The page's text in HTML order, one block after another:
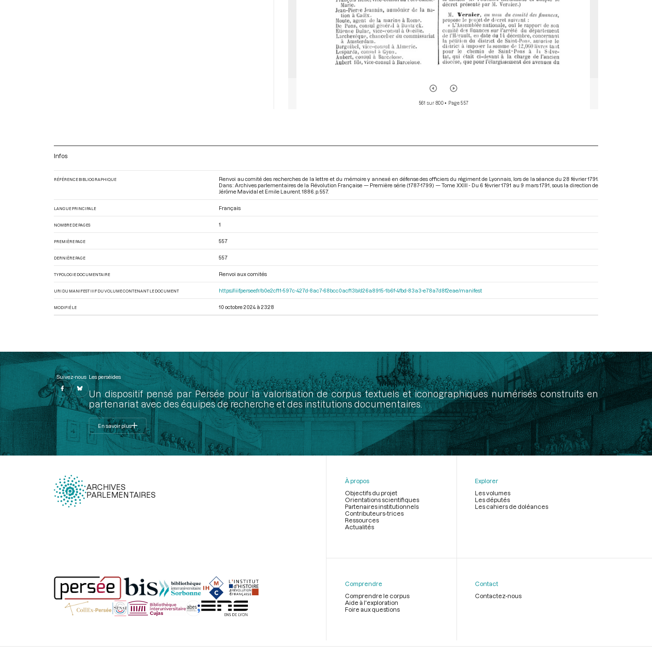
561 sur 800• Page 557
Infos
RÉFÉRENCE BIBLIOGRAPHIQUE
Renvoi au comité des recherches de la lettre et du mémoire y annexé en défense des officiers du régiment de Lyonnais, lors de la séance du 28 février 1791.
Dans : Archives parlementaires de la Révolution Française — Première série (1787-1799) — Tome XXIII - Du 6 février 1791 au 9 mars 1791 , sous la direction de
Jérôme Mavidal et Emile Laurent. 1886. p. 557.
LANGUE PRINCIPALE Français
NOMBRE DE PAGES 1
PREMIÈRE PAGE 557
DERNIÈRE PAGE 557
TYPOLOGIE DOCUMENTAIRE Renvoi aux comités
URI DU MANIFEST IIIF DU VOLUME CONTENANT LE DOCUMENT https://iiif.persee.fr/b0e2cf11-597c-427d-8ac7-68bcc0acf13b/d26a8915-1b6f-4fbd-83a3-e78a7d8f2eae/manifest
MODIFIÉ LE 10 octobre 2024 à 23:28
Suivez-nous Les perséides
Un dispositif pensé par Persée pour la valorisation de corpus textuels et iconographiques numérisés construits en
partenariat avec des équipes de recherche et des institutions documentaires.
En savoir plus
ARCHIVES
PARLEMENTAIRES
page
À propos
Objectifs du projet
Orientations scientifiques
Partenaires institutionnels
Contributeurs-trices
Ressources
Actualités
Explorer
Les volumes
Les députés
Les cahiers de doléances
Comprendre
Comprendre le corpus
Aide à l'exploration
Foire aux questions
Contact
Contactez-nous
Légal